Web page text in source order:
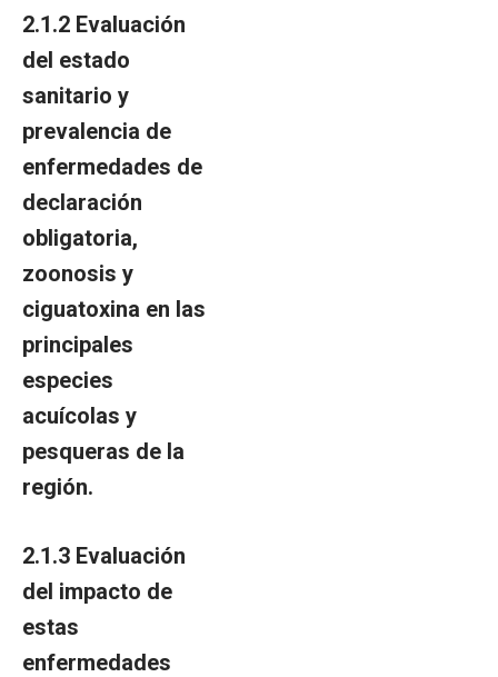
2.1.2 Evaluación
del estado
sanitario y
prevalencia de
enfermedades de
declaración
obligatoria,
zoonosis y
ciguatoxina en las
principales
especies
acuícolas y
pesqueras de la
región.
2.1.3 Evaluación
del impacto de
estas
enfermedades